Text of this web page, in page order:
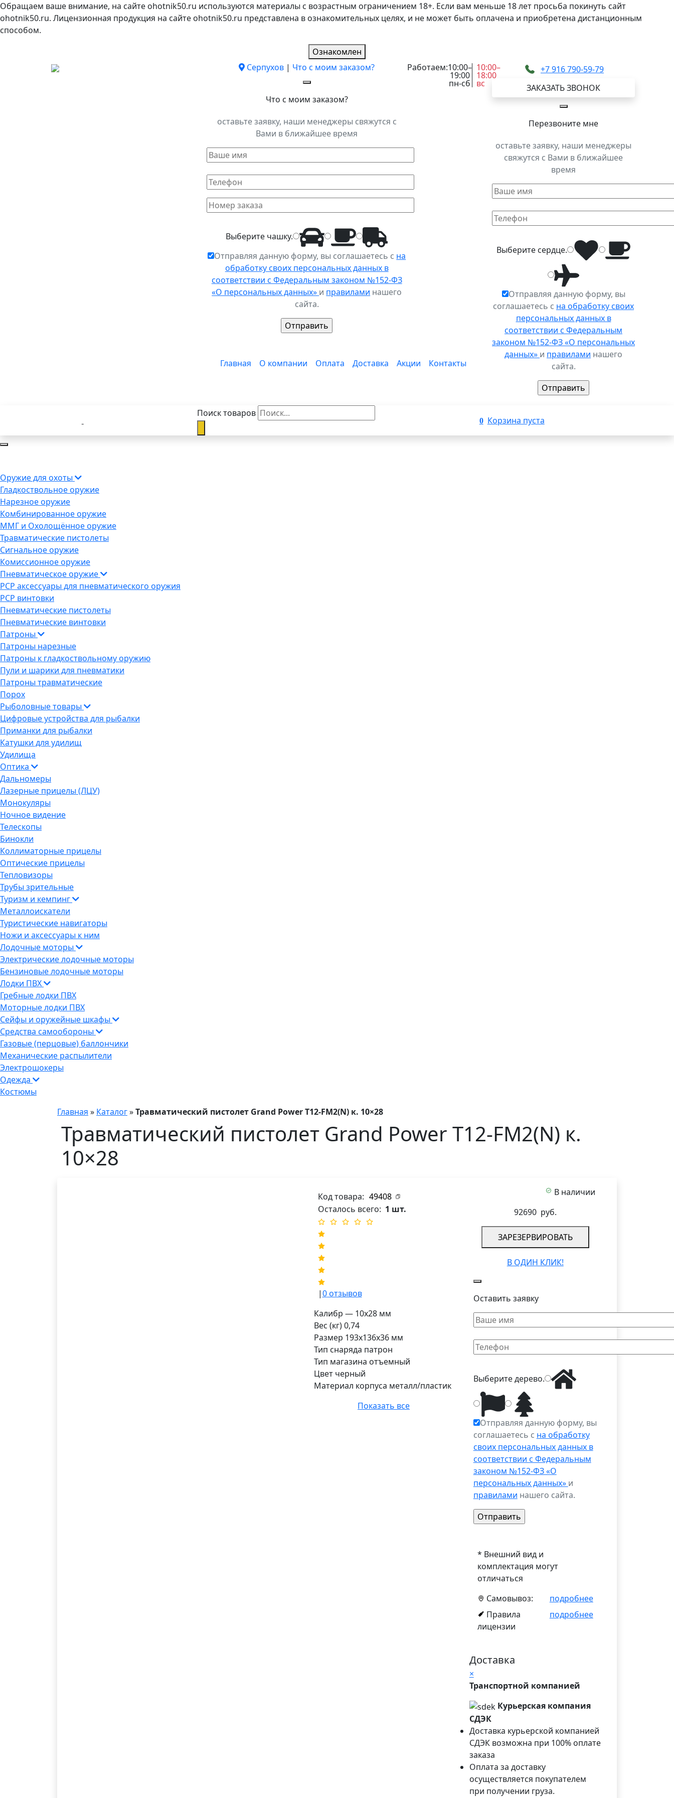
Обращаем ваше внимание, на сайте ohotnik50.ru используются материалы с возрастным ограничением 18+. Если вам меньше 18 лет просьба покинуть сайт
ohotnik50.ru. Лицензионная продукция на сайте ohotnik50.ru представлена в ознакомительных целях, и не может быть оплачена и приобретена дистанционным
способом.
Ознакомлен
Серпухов | Что с моим заказом?
Что с моим заказом?
оставьте заявку, наши менеджеры свяжутся с
Вами в ближайшее время
Выберите чашку.
Отправляя данную форму, вы соглашаетесь с на
обработку своих персональных данных в
соответствии с Федеральным законом №152-ФЗ
«О персональных данных» и правилами нашего
сайта.
Работаем:10:00–
19:00
пн-сб
10:00–
18:00
вс
Главная О компании Оплата Доставка Акции Контакты
+7 916 790-59-79
ЗАКАЗАТЬ ЗВОНОК
Перезвоните мне
оставьте заявку, наши менеджеры
свяжутся с Вами в ближайшее
время
Выберите сердце.
Отправляя данную форму, вы
соглашаетесь с на обработку своих
персональных данных в
соответствии с Федеральным
законом №152-ФЗ «О персональных
данных» и правилами нашего
сайта.
Поиск товаров
0 Корзина пуста
Оружие для охоты
Гладкоствольное оружие
Нарезное оружие
Комбинированное оружие
ММГ и Охолощённое оружие
Травматические пистолеты
Сигнальное оружие
Комиссионное оружие
Пневматическое оружие
PCP аксессуары для пневматического оружия
PCP винтовки
Пневматические пистолеты
Пневматические винтовки
Патроны
Патроны нарезные
Патроны к гладкоствольному оружию
Пули и шарики для пневматики
Патроны травматические
Порох
Рыболовные товары
Цифровые устройства для рыбалки
Приманки для рыбалки
Катушки для удилищ
Удилища
Оптика
Дальномеры
Лазерные прицелы (ЛЦУ)
Монокуляры
Ночное видение
Телескопы
Бинокли
Коллиматорные прицелы
Оптические прицелы
Тепловизоры
Трубы зрительные
Туризм и кемпинг
Металлоискатели
Туристические навигаторы
Ножи и аксессуары к ним
Лодочные моторы
Электрические лодочные моторы
Бензиновые лодочные моторы
Лодки ПВХ
Гребные лодки ПВХ
Моторные лодки ПВХ
Сейфы и оружейные шкафы
Средства самообороны
Газовые (перцовые) баллончики
Механические распылители
Электрошокеры
Одежда
Костюмы
Главная » Каталог»Травматический пистолет Grand Power T12-FM2(N) к. 10×28
Травматический пистолет Grand Power T12-FM2(N) к.
10×28
Код товара: 49408
Осталось всего: 1 шт.
|0отзывов
Калибр — 10х28 мм
Вес (кг) 0,74
Размер 193х136х36 мм
Тип снаряда патрон
Тип магазина отъемный
Цвет черный
Материал корпуса металл/пластик
Показать все
В наличии
92690 руб.
ЗАРЕЗЕРВИРОВАТЬ
В ОДИН КЛИК!
Оставить заявку
Выберитедерево.
Отправляя данную форму, вы
соглашаетесь с на обработку
своих персональных данных в
соответствии с Федеральным
законом №152-ФЗ «О
персональных данных» и
правилами нашего сайта.
* Внешний вид и
комплектация могут
отличаться
Самовывоз:
подробнее
Правила
лицензии
подробнее
Доставка
×
Транспортной компанией
Курьерская компания
СДЭК
Доставка курьерской компанией
СДЭК возможна при 100% оплате
заказа
Оплата за доставку
осуществляется покупателем
при получении груза.